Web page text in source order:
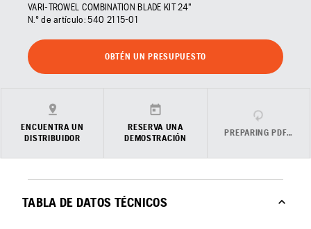
VARI-TROWEL COMBINATION BLADE KIT 24"
N.º de artículo: 540 21 15‑01
OBTÉN UN PRESUPUESTO
ENCUENTRA UN
DISTRIBUIDOR
RESERVA UNA
DEMOSTRACIÓN
PREPARING PDF…
TABLA DE DATOS TÉCNICOS